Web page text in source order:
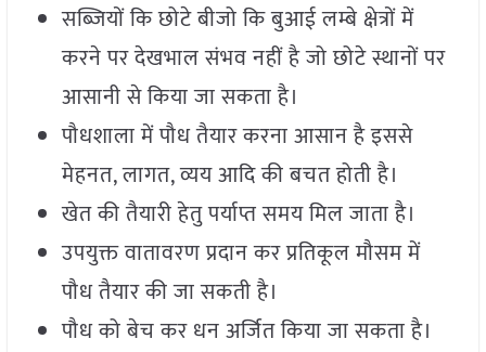
सब्जियों कि छोटे बीजो कि बुआई लम्बे क्षेत्रों में
करने पर देखभाल संभव नहीं है जो छोटे स्थानों पर
आसानी से किया जा सकता है।
पौधशाला में पौध तैयार करना आसान है इससे
मेहनत, लागत, व्यय आदि की बचत होती है।
खेत की तैयारी हेतु पर्याप्त समय मिल जाता है।
उपयुक्त वातावरण प्रदान कर प्रतिकूल मौसम में
पौध तैयार की जा सकती है।
पौध को बेच कर धन अर्जित किया जा सकता है।